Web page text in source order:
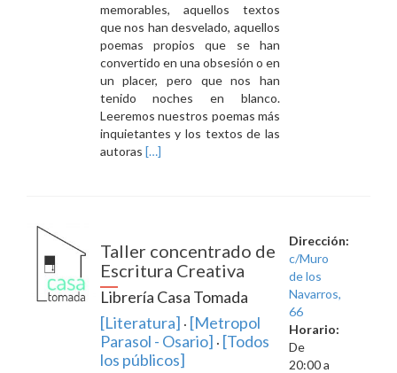
memorables, aquellos textos
que nos han desvelado, aquellos
poemas propios que se han
convertido en una obsesión o en
un placer, pero que nos han
tenido noches en blanco.
Leeremos nuestros poemas más
inquietantes y los textos de las
autoras Leer
blanco
[…]
Taller concentrado de
Escritura Creativa
Librería Casa Tomada
[Literatura] · [Metropol
Parasol - Osario] · [Todos
los públicos]
Dirección:
c/Muro
de los
Navarros,
66
Horario:
De
20:00 a